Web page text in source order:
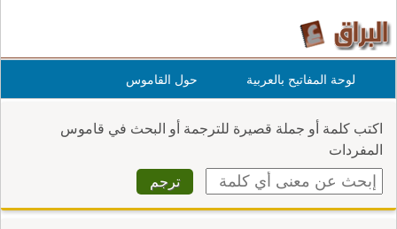
لوحة المفاتيح بالعربية حول القاموس
اكتب كلمة أو جملة قصيرة للترجمة أو البحث في قاموس
المفردات